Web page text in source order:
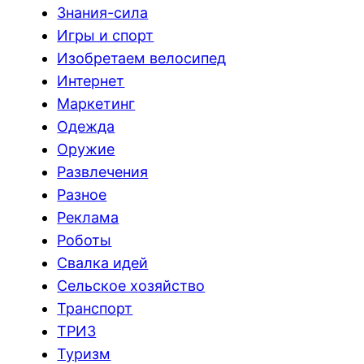
Знания-сила
Игры и спорт
Изобретаем велосипед
Интернет
Маркетинг
Одежда
Оружие
Развлечения
Разное
Реклама
Роботы
Свалка идей
Сельское хозяйство
Транспорт
ТРИЗ
Туризм